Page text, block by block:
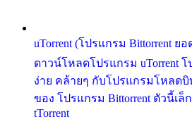
uTorrent (โปรแกรม Bittorrent ย
ดาวน์โหลดโปรแกรม uTorrent โ
ง่าย คล้ายๆ กับโปรแกรมโหลดบิ
ของ โปรแกรม Bittorrent ตัวนี้เล็
tTorrent